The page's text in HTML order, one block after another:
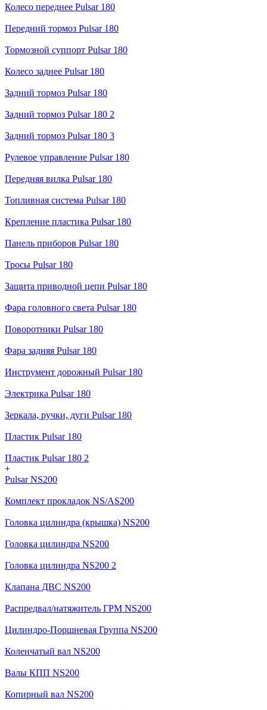
Колесо переднее Pulsar 180
Передний тормоз Pulsar 180
Тормозной суппорт Pulsar 180
Колесо заднее Pulsar 180
Задний тормоз Pulsar 180
Задний тормоз Pulsar 180 2
Задний тормоз Pulsar 180 3
Рулевое управление Pulsar 180
Передняя вилка Pulsar 180
Топливная система Pulsar 180
Крепление пластика Pulsar 180
Панель приборов Pulsar 180
Тросы Pulsar 180
Защита приводной цепи Pulsar 180
Фара головного света Pulsar 180
Поворотники Pulsar 180
Фара задняя Pulsar 180
Инструмент дорожный Pulsar 180
Электрика Pulsar 180
Зеркала, ручки, дуги Pulsar 180
Пластик Pulsar 180
Пластик Pulsar 180 2
+
Pulsar NS200
Комплект прокладок NS/AS200
Головка цилиндра (крышка) NS200
Головка цилиндра NS200
Головка цилиндра NS200 2
Клапана ДВС NS200
Распредвал/натяжитель ГРМ NS200
Цилиндро-Поршневая Группа NS200
Коленчатый вал NS200
Валы КПП NS200
Копирный вал NS200